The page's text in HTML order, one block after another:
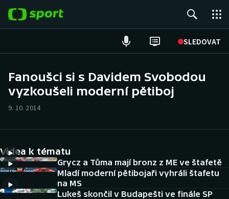
SLEDOVAT
Hokej
Cyklistika
DALŠÍ SPORTY
Fanoušci si s Davidem Svobodou
vyzkoušeli moderní pětiboj
9. 10. 2014
Videa k tématu
Grycz a Tůma mají bronz z ME ve štafetě
Mladí moderní pětibojaři vyhráli štafetu
na MS
Lukeš skončil v Budapešti ve finále SP